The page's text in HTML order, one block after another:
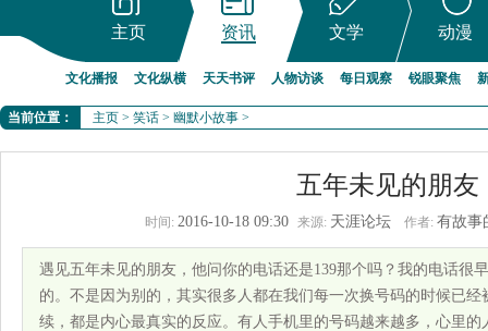
主页 资讯 文学 动漫
文化播报 文化纵横 天天书评 人物访谈 每日观察 锐眼聚焦
当前位置： 主页 > 笑话 > 幽默小故事 >
五年未见的朋友
时间: 2016-10-18 09:30 来源: 天涯论坛 作者: 有故事
遇见五年未见的朋友，他问你的电话还是139那个吗？我的电话很
的。不是因为别的，其实很多人都在我们每一次换号码的时候已
续，都是内心最真实的反应。有人手机里的号码越来越多，心里的